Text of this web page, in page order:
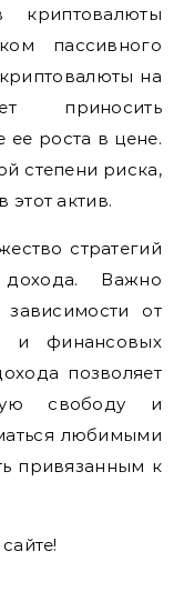
криптовалюты
пассивного
на
приносить
ее роста в цене.
степени риска,
актив.
стратегий
Важно
от
и финансовых
позволяет
свободу и
любимыми
привязанным к